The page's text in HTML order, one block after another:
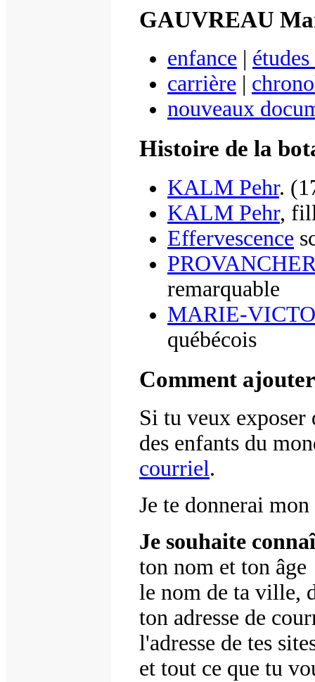
GAUVREAU
enfance |
carrière |
nouveaux
Histoire de la
KALM Pehr.
KALM Pehr,
Effervescence
remarquable
MARIE-
québécois
Comment
Si tu veux exposer
des enfants du
courriel.
Je te donnerai mon
Je souhaite
ton nom et ton âge
le nom de ta ville,
ton adresse de
l'adresse de tes
et tout ce que tu